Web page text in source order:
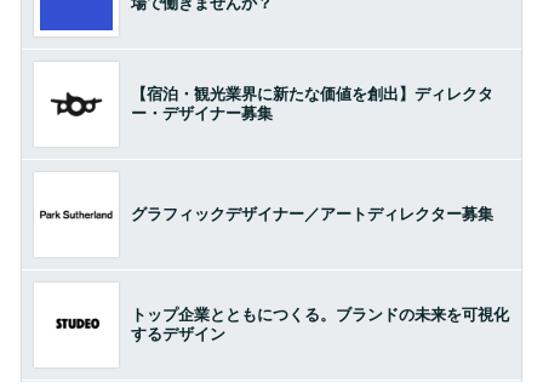
【宿泊・観光業界に新たな価値を創出】ディレクタ
ー・デザイナー募集
グラフィックデザイナー／アートディレクター募集
トップ企業とともにつくる。ブランドの未来を可視化
するデザイン